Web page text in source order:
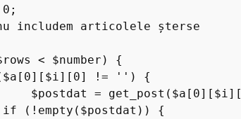
0 ;
includem articolele șterse
< $number ) {
$a [ 0][ $i][ 0] != '' ) {
$postdat
= get_post ( $a [ 0][ $i][
if (! empty ( $postdat )) {